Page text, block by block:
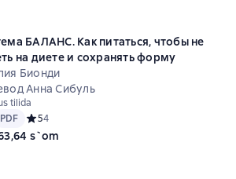
БАЛАНС. Как питаться, чтобы не
на диете и сохранять форму
Бионди
Анна Сибуль
tilida
PDF
PDF Средний рейтинг 5 на основе 4 оценок
54
s`om